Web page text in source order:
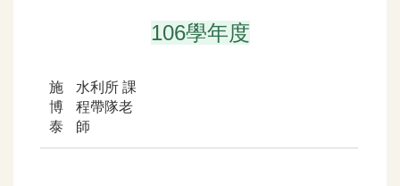
106學年度
施
博
泰
水利所 課
程帶隊老
師